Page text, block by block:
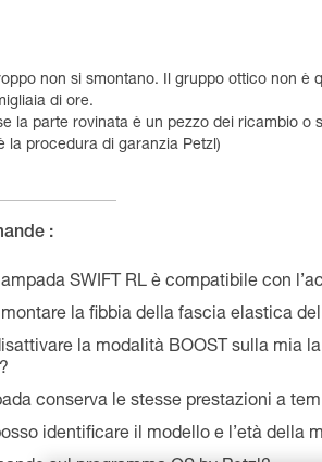
non si smontano. Il gruppo ottico non è
di ore.
la parte rovinata è un pezzo dei ricambio o
la procedura di garanzia Petzl)
:
SWIFT RL è compatibile con
la fibbia della fascia elastica
la modalità BOOST sulla mia
conserva le stesse prestazioni a
identificare il modello e l’età della